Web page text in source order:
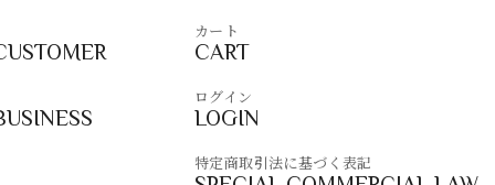
カート
CART
ログイン
LOGIN
特定商取引法に基づく表記